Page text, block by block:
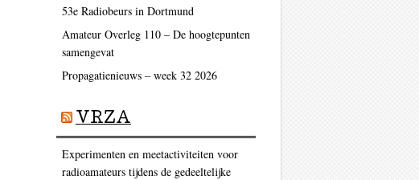
53e Radiobeurs in Dortmund
Amateur Overleg 110 – De hoogtepunten
samengevat
Propagatienieuws – week 32 2026
VRZA
Experimenten en meetactiviteiten voor
radioamateurs tijdens de gedeeltelijke